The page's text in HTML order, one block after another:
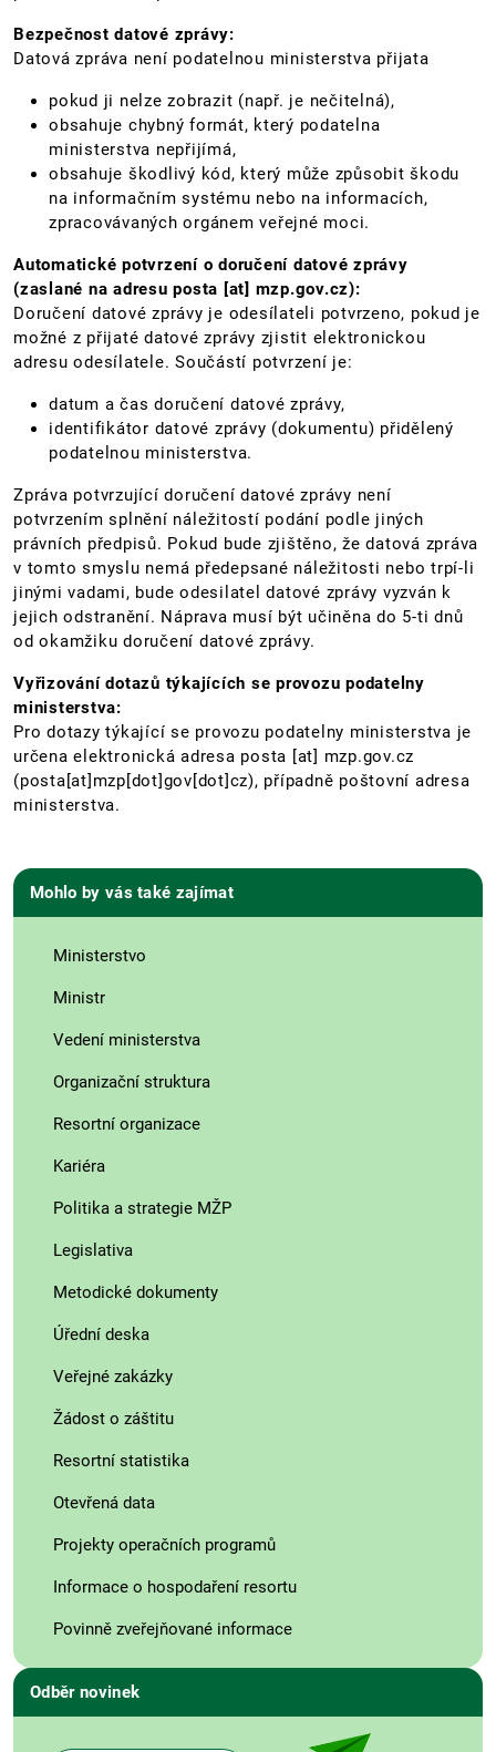
Bezpečnost datové zprávy:
Datová zpráva není podatelnou ministerstva přijata
pokud ji nelze zobrazit (např. je nečitelná),
obsahuje chybný formát, který podatelna
ministerstva nepřijímá,
obsahuje škodlivý kód, který může způsobit škodu
na informačním systému nebo na informacích,
zpracovávaných orgánem veřejné moci.
Automatické potvrzení o doručení datové zprávy
(zaslané na adresuposta [at] mzp.gov.cz):
Doručení datové zprávy je odesílateli potvrzeno, pokud je
možné z přijaté datové zprávy zjistit elektronickou
adresu odesílatele. Součástí potvrzení je:
datum a čas doručení datové zprávy,
identifikátor datové zprávy (dokumentu) přidělený
podatelnou ministerstva.
Zpráva potvrzující doručení datové zprávy není
potvrzením splnění náležitostí podání podle jiných
právních předpisů. Pokud bude zjištěno, že datová zpráva
v tomto smyslu nemá předepsané náležitosti nebo trpí-li
jinými vadami, bude odesilatel datové zprávy vyzván k
jejich odstranění. Náprava musí být učiněna do 5-ti dnů
od okamžiku doručení datové zprávy.
Vyřizování dotazů týkajících se provozu podatelny
ministerstva:
Pro dotazy týkající se provozu podatelny ministerstva je
určena elektronická adresa posta [at] mzp.gov.cz
(posta[at]mzp[dot]gov[dot]cz), případně poštovní adresa
ministerstva.
Mohlo by vás také zajímat
Ministerstvo
Ministr
Vedení ministerstva
Organizační struktura
Resortní organizace
Kariéra
Politika a strategie MŽP
Legislativa
Metodické dokumenty
Úřední deska
Veřejné zakázky
Žádost o záštitu
Resortní statistika
Otevřená data
Projekty operačních programů
Informace o hospodaření resortu
Povinně zveřejňované informace
Odběr novinek